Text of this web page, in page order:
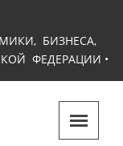
БИЗНЕСА,
ФЕДЕРАЦИИ •